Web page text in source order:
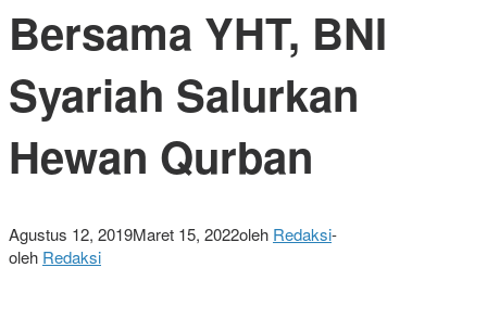
Bersama YHT, BNI
Syariah Salurkan
Hewan Qurban
Agustus 12, 2019Maret 15, 2022oleh Redaksi-
oleh Redaksi